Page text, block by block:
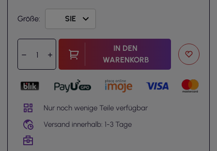
Größe:
IN DEN
WARENKORB
Nur noch wenige Teile verfügbar
Versand innerhalb: 1-3 Tage